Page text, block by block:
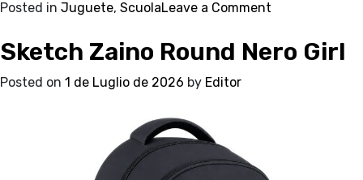
Posted in Juguete, ScuolaLeave a Comment
Zaino
Trolley
Sketch Zaino Round Nero Girl
Posted on 1 de Luglio de 2026 by Editor